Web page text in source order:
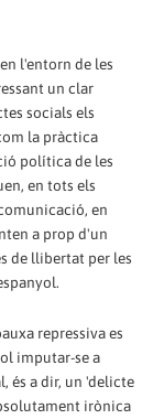
l'entorn de les
un clar
socials els
la pràctica
política de les
en tots els
en
a prop d'un
de llibertat per les
repressiva es
imputar-se a
és a dir, un 'delicte
irònica